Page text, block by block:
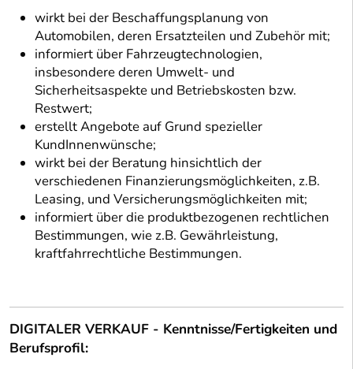
wirkt bei der Beschaffungsplanung von
Automobilen, deren Ersatzteilen und Zubehör mit;
informiert über Fahrzeugtechnologien,
insbesondere deren Umwelt- und
Sicherheitsaspekte und Betriebskosten bzw.
Restwert;
erstellt Angebote auf Grund spezieller
KundInnenwünsche;
wirkt bei der Beratung hinsichtlich der
verschiedenen Finanzierungsmöglichkeiten, z.B.
Leasing, und Versicherungsmöglichkeiten mit;
informiert über die produktbezogenen rechtlichen
Bestimmungen, wie z.B. Gewährleistung,
kraftfahrrechtliche Bestimmungen.
DIGITALER VERKAUF - Kenntnisse/Fertigkeiten und
Berufsprofil: